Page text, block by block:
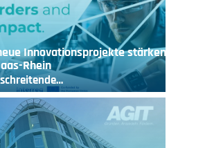
Innovationsprojekte stärken
Rhein